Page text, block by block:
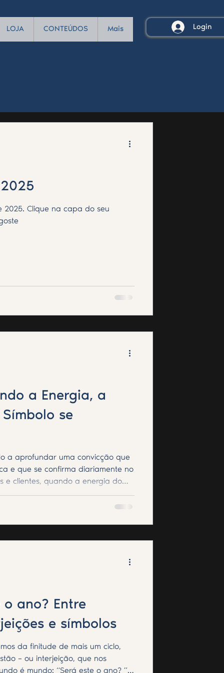
LOJA CONTEÚDOS Mais Login
Clique na capa do seu
a Energia, a
se
a aprofundar uma convicção que
e que se confirma diariamente no
e clientes, quando a energia do
profunda da mente
de transformação que dificilmente
Reiki às técnicas de relaxam
ano? Entre
e símbolos
da finitude de mais um ciclo,
– ou interjeição, que nos
é mundo: “Será este o ano? ”